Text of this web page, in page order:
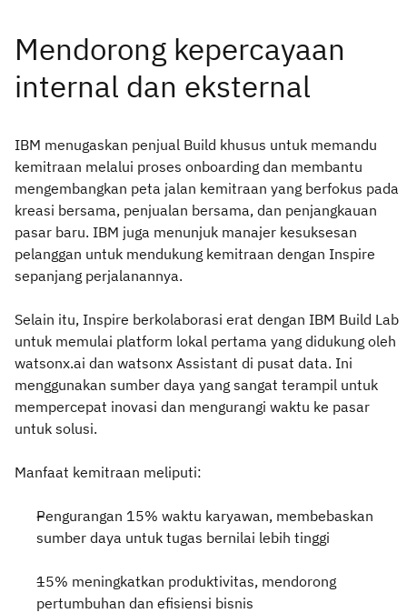
IBM menugaskan penjual Build khusus untuk memandu
kemitraan melalui proses onboarding dan membantu
mengembangkan peta jalan kemitraan yang berfokus pada
kreasi bersama, penjualan bersama, dan penjangkauan
pasar baru. IBM juga menunjuk manajer kesuksesan
pelanggan untuk mendukung kemitraan dengan Inspire
sepanjang perjalanannya.
Selain itu, Inspire berkolaborasi erat dengan IBM Build Lab
untuk memulai platform lokal pertama yang didukung oleh
watsonx.ai dan watsonx Assistant di pusat data. Ini
menggunakan sumber daya yang sangat terampil untuk
mempercepat inovasi dan mengurangi waktu ke pasar
untuk solusi.
Manfaat kemitraan meliputi:
Pengurangan 15% waktu karyawan, membebaskan
sumber daya untuk tugas bernilai lebih tinggi
15% meningkatkan produktivitas, mendorong
pertumbuhan dan efisiensi bisnis